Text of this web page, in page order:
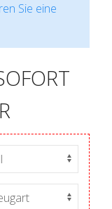
Sie eine